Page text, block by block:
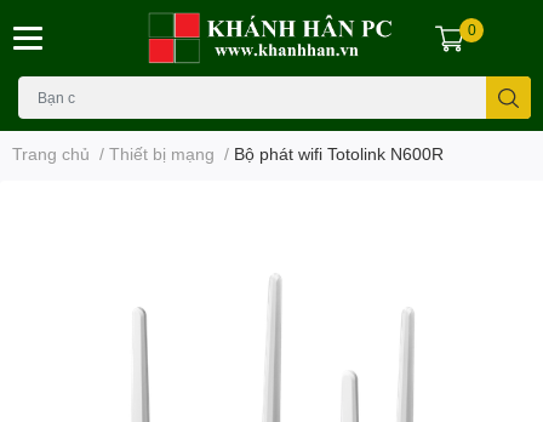
0
Trang chủ / Thiết bị mạng / Bộ phát wifi Totolink N600R